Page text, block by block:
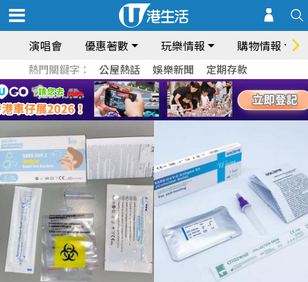
演唱會 優惠著數 玩樂情報 購物情報
熱門關鍵字： 公屋熱話 娛樂新聞 定期存款